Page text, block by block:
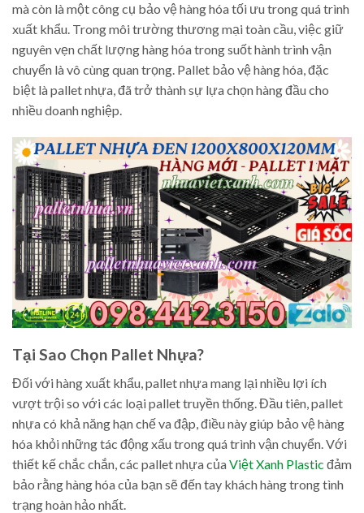
mà còn là một công cụ bảo vệ hàng hóa tối ưu trong quá trình
xuất khẩu. Trong môi trường thương mại toàn cầu, việc giữ
nguyên vẹn chất lượng hàng hóa trong suốt hành trình vận
chuyển là vô cùng quan trọng. Pallet bảo vệ hàng hóa, đặc
biệt là pallet nhựa, đã trở thành sự lựa chọn hàng đầu cho
nhiều doanh nghiệp.
Tại Sao Chọn Pallet Nhựa?
Đối với hàng xuất khẩu, pallet nhựa mang lại nhiều lợi ích
vượt trội so với các loại pallet truyền thống. Đầu tiên, pallet
nhựa có khả năng hạn chế va đập, điều này giúp bảo vệ hàng
hóa khỏi những tác động xấu trong quá trình vận chuyển. Với
thiết kế chắc chắn, các pallet nhựa củaViệt Xanh Plastic đảm
bảo rằng hàng hóa của bạn sẽ đến tay khách hàng trong tình
trạng hoàn hảo nhất.